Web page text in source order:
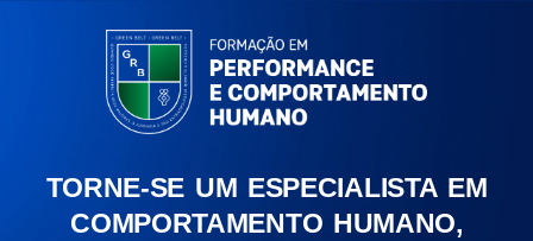
TORNE-SE UM ESPECIALISTA EM
COMPORTAMENTO HUMANO,